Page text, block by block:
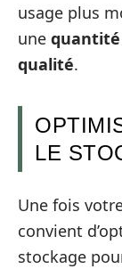
usage plus
une quantité
qualité.
LE
Une fois
convient
stockage